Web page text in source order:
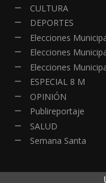
CULTURA
DEPORTES
Elecciones
Elecciones
Elecciones
ESPECIAL 8 M
OPINIÓN
Publireportaje
SALUD
Semana Santa